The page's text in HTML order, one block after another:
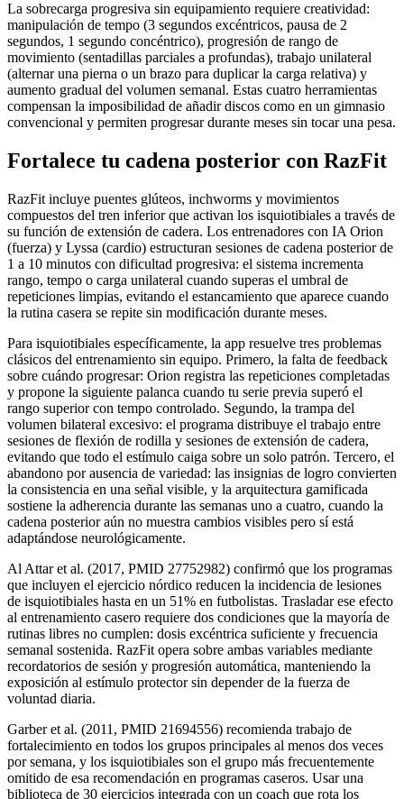
La sobrecarga progresiva sin equipamiento requiere creatividad:
manipulación de tempo (3 segundos excéntricos, pausa de 2
segundos, 1 segundo concéntrico), progresión de rango de
movimiento (sentadillas parciales a profundas), trabajo unilateral
(alternar una pierna o un brazo para duplicar la carga relativa) y
aumento gradual del volumen semanal. Estas cuatro herramientas
compensan la imposibilidad de añadir discos como en un gimnasio
convencional y permiten progresar durante meses sin tocar una pesa.
Fortalece tu cadena posterior con RazFit
RazFit incluye puentes glúteos, inchworms y movimientos
compuestos del tren inferior que activan los isquiotibiales a través de
su función de extensión de cadera. Los entrenadores con IA Orion
(fuerza) y Lyssa (cardio) estructuran sesiones de cadena posterior de
1 a 10 minutos con dificultad progresiva: el sistema incrementa
rango, tempo o carga unilateral cuando superas el umbral de
repeticiones limpias, evitando el estancamiento que aparece cuando
la rutina casera se repite sin modificación durante meses.
Para isquiotibiales específicamente, la app resuelve tres problemas
clásicos del entrenamiento sin equipo. Primero, la falta de feedback
sobre cuándo progresar: Orion registra las repeticiones completadas
y propone la siguiente palanca cuando tu serie previa superó el
rango superior con tempo controlado. Segundo, la trampa del
volumen bilateral excesivo: el programa distribuye el trabajo entre
sesiones de flexión de rodilla y sesiones de extensión de cadera,
evitando que todo el estímulo caiga sobre un solo patrón. Tercero, el
abandono por ausencia de variedad: las insignias de logro convierten
la consistencia en una señal visible, y la arquitectura gamificada
sostiene la adherencia durante las semanas uno a cuatro, cuando la
cadena posterior aún no muestra cambios visibles pero sí está
adaptándose neurológicamente.
Al Attar et al. (2017, PMID 27752982) confirmó que los programas
que incluyen el ejercicio nórdico reducen la incidencia de lesiones
de isquiotibiales hasta en un 51% en futbolistas. Trasladar ese efecto
al entrenamiento casero requiere dos condiciones que la mayoría de
rutinas libres no cumplen: dosis excéntrica suficiente y frecuencia
semanal sostenida. RazFit opera sobre ambas variables mediante
recordatorios de sesión y progresión automática, manteniendo la
exposición al estímulo protector sin depender de la fuerza de
voluntad diaria.
Garber et al. (2011, PMID 21694556) recomienda trabajo de
fortalecimiento en todos los grupos principales al menos dos veces
por semana, y los isquiotibiales son el grupo más frecuentemente
omitido de esa recomendación en programas caseros. Usar una
biblioteca de 30 ejercicios integrada con un coach que rota los